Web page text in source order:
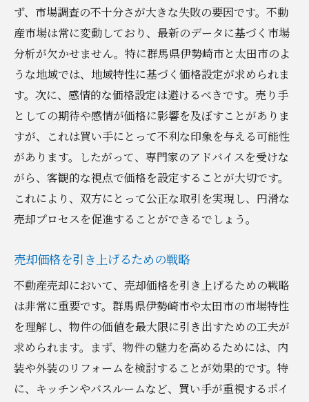
ず、市場調査の不十分さが大きな失敗の要因です。不動
産市場は常に変動しており、最新のデータに基づく市場
分析が欠かせません。特に群馬県伊勢崎市と太田市のよ
うな地域では、地域特性に基づく価格設定が求められま
す。次に、感情的な価格設定は避けるべきです。売り手
としての期待や感情が価格に影響を及ぼすことがありま
すが、これは買い手にとって不利な印象を与える可能性
があります。したがって、専門家のアドバイスを受けな
がら、客観的な視点で価格を設定することが大切です。
これにより、双方にとって公正な取引を実現し、円滑な
売却プロセスを促進することができるでしょう。
売却価格を引き上げるための戦略
不動産売却において、売却価格を引き上げるための戦略
は非常に重要です。群馬県伊勢崎市や太田市の市場特性
を理解し、物件の価値を最大限に引き出すための工夫が
求められます。まず、物件の魅力を高めるためには、内
装や外装のリフォームを検討することが効果的です。特
に、キッチンやバスルームなど、買い手が重視するポイ